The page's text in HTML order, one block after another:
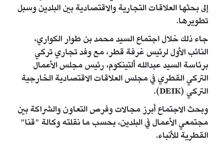
إلى بحثها العلاقات التجارية والاقتصادية بين البلدين وسبل
تطويرها.
جاء ذلك خلال اجتماع السيد محمد بن طوار الكواري،
النائب الأول لرئيس غرفة قطر، مع وفد تجاري تركي
برئاسة السيد عبدالله ألتينكوم، رئيس مجلس الأعمال
التركي القطري في مجلس العلاقات الاقتصادية الخارجية
التركي (DEIK).
وبحث الاجتماع أبرز مجالات وفرص التعاون والشراكة بين
مجتمعي الأعمال في البلدين، بحسب ما نقلته وكالة "قنا"
القطرية للأنباء.